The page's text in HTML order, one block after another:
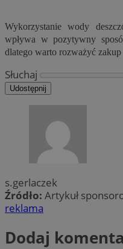
Wykorzystanie wody
wpływa w pozytywny
dlatego warto rozważyć
Słuchaj
Udostępnij
s.gerlaczek
Źródło: Artykuł
reklama
Dodaj